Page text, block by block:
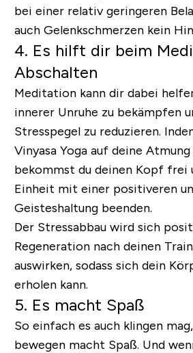
bei einer relativ geringeren
auch Gelenkschmerzen kein
4. Es hilft dir beim
Abschalten
Meditation kann dir dabei
innerer Unruhe zu bekämpfen
Stresspegel zu reduzieren.
Vinyasa Yoga auf deine
bekommst du deinen Kopf frei
Einheit mit einer positiveren
Geisteshaltung beenden.
Der Stressabbau wird sich
Regeneration nach deinen
auswirken, sodass sich dein
erholen kann.
5. Es macht Spaß
So einfach es auch klingen
bewegen macht Spaß. Und